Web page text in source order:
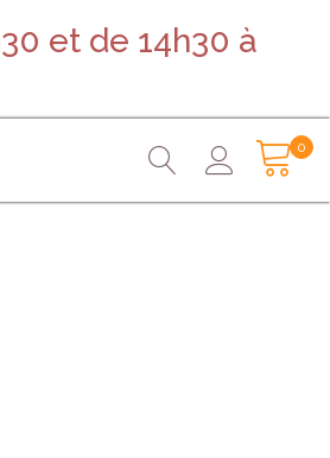
et de 14h30 à
0